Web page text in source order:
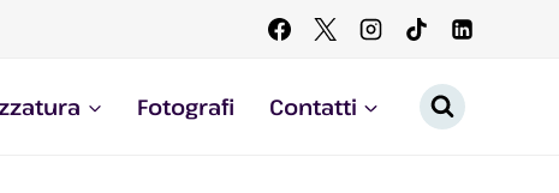
Fotografi Contatti